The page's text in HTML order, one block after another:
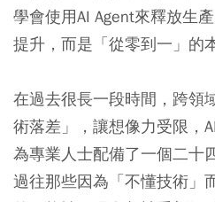
學會使用AI Agent來釋放生
提升，而是「從零到一」的
在過去很長一段時間，跨領
術落差」，讓想像力受限，
為專業人士配備了一個二十
過往那些因為「不懂技術」